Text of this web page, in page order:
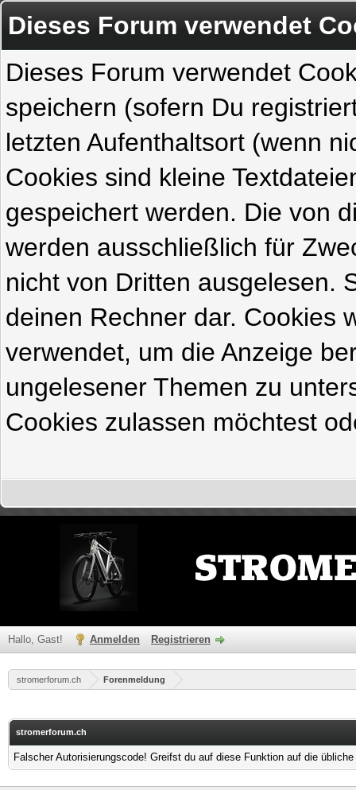
Dieses Forum verwendet
Dieses Forum verwendet
speichern (sofern Du
letzten Aufenthaltsort (wenn
Cookies sind kleine
gespeichert werden. Die von
werden ausschließlich für
nicht von Dritten ausgelesen.
deinen Rechner dar. Cookies
verwendet, um die Anzeige
ungelesener Themen zu
Cookies zulassen möchtest
Hallo, Gast! Anmelden Registrieren
stromerforum.ch Forenmeldung
stromerforum.ch
Falscher Autorisierungscode! Greifst du auf diese Funktion auf die